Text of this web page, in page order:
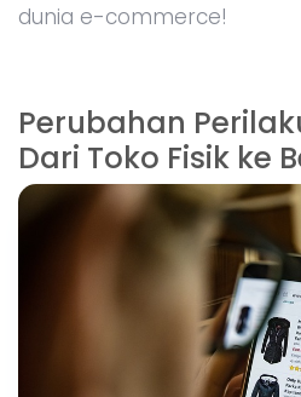
dunia e-commerce!
Perubahan
Dari Toko Fisik ke